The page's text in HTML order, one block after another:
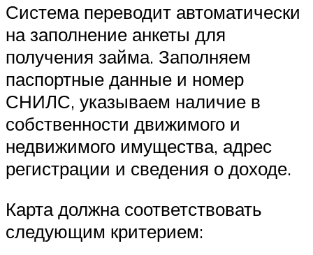
Система переводит автоматически
на заполнение анкеты для
получения займа. Заполняем
паспортные данные и номер
СНИЛС, указываем наличие в
собственности движимого и
недвижимого имущества, адрес
регистрации и сведения о доходе.
Карта должна соответствовать
следующим критерием: